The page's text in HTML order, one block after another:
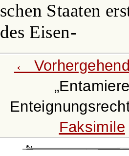
schen Staaten
des Eisen-
←
Faksimile